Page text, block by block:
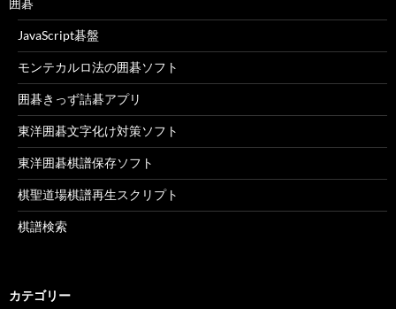
JavaScript碁盤
モンテカルロ法の囲碁ソフト
囲碁きっず詰碁アプリ
東洋囲碁文字化け対策ソフト
東洋囲碁棋譜保存ソフト
棋聖道場棋譜再生スクリプト
棋譜検索
カテゴリー